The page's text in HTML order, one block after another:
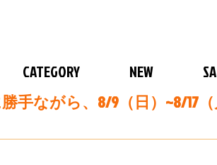
CATEGORY NEW
手ながら、8/9（日）~8/17